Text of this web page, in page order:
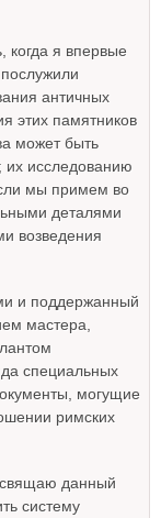
когда я впервые
античных
этих памятников
может быть
их исследованию
мы примем во
деталями
возведения
и поддержанный
мастера,
специальных
могущие
римских
данный
систему